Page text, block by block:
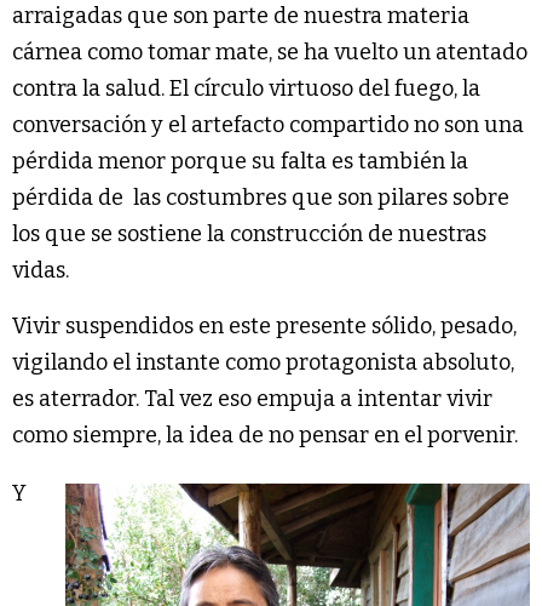
arraigadas que son parte de nuestra materia
cárnea como tomar mate, se ha vuelto un atentado
contra la salud. El círculo virtuoso del fuego, la
conversación y el artefacto compartido no son una
pérdida menor porque su falta es también la
pérdida de las costumbres que son pilares sobre
los que se sostiene la construcción de nuestras
vidas.
Vivir suspendidos en este presente sólido, pesado,
vigilando el instante como protagonista absoluto,
es aterrador. Tal vez eso empuja a intentar vivir
como siempre, la idea de no pensar en el porvenir.
Y